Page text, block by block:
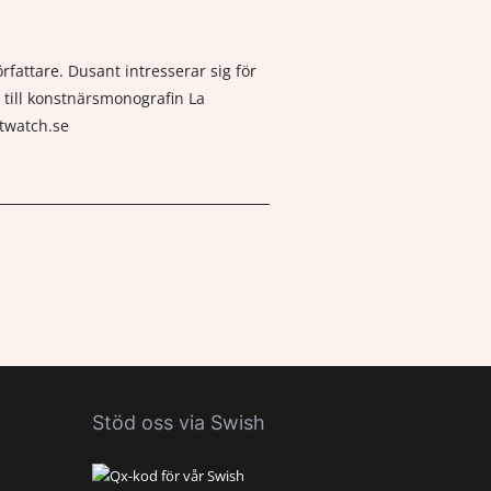
Dusant intresserar sig för
konstnärsmonografin La
Stöd oss via Swish